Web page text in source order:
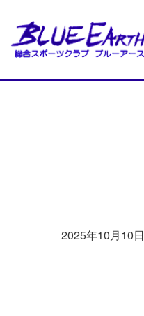
2025年10月10日